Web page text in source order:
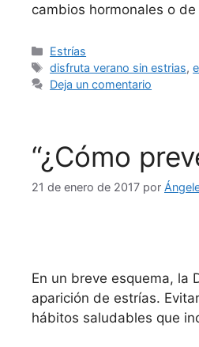
cambios hormonales o
Estrías
disfruta verano sin estrias,
Deja un comentario
“¿Cómo
21 de enero de 2017 por
En un breve esquema, la
aparición de estrías.
hábitos saludables que